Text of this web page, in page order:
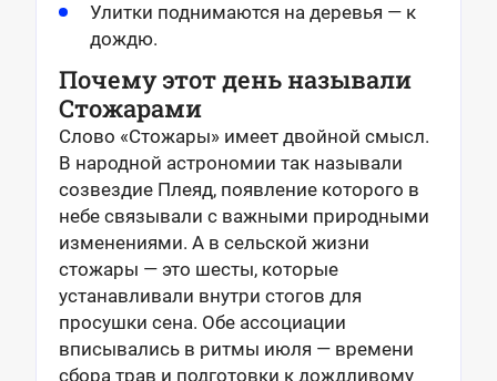
Улитки поднимаются на деревья — к
дождю.
Почему этот день называли
Стожарами
Слово «Стожары» имеет двойной смысл.
В народной астрономии так называли
созвездие Плеяд, появление которого в
небе связывали с важными природными
изменениями. А в сельской жизни
стожары — это шесты, которые
устанавливали внутри стогов для
просушки сена. Обе ассоциации
вписывались в ритмы июля — времени
сбора трав и подготовки к дождливому